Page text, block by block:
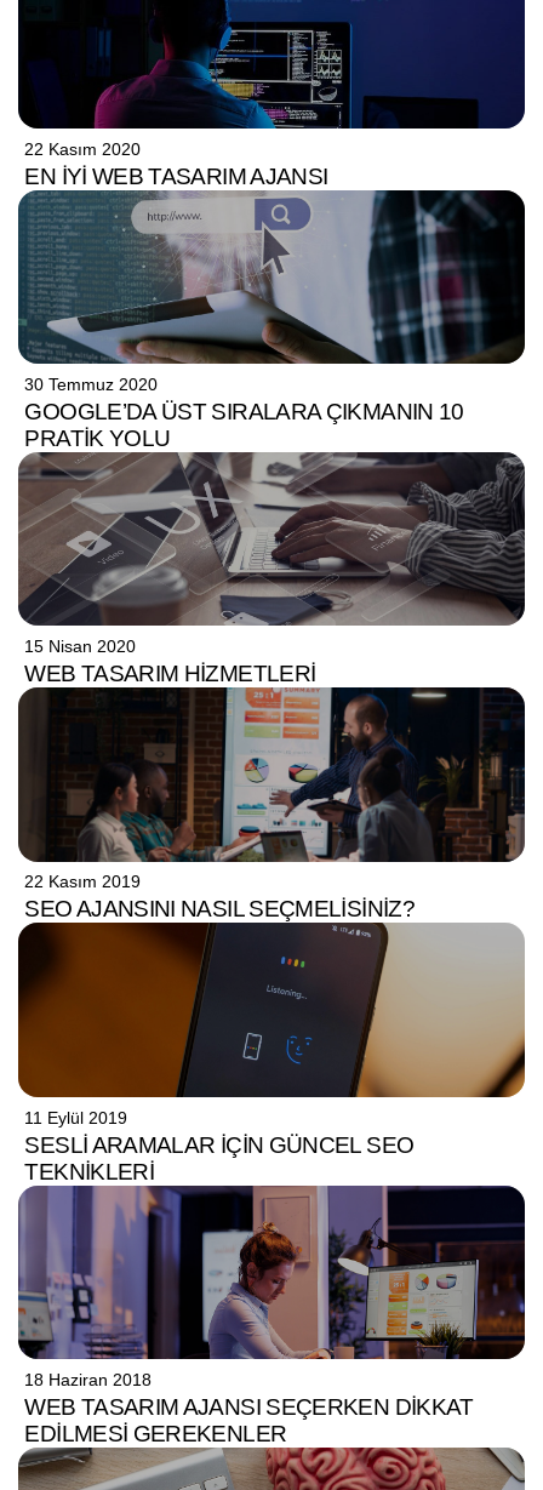
22 Kasım 2020
EN İYI WEB TASARIM AJANSI
30 Temmuz 2020
GOOGLE’DA ÜST SIRALARA ÇIKMANIN 10
PRATIK YOLU
15 Nisan 2020
WEB TASARIM HIZMETLERI
22 Kasım 2019
SEO AJANSINI NASIL SEÇMELISINIZ?
11 Eylül 2019
SESLI ARAMALAR İÇIN GÜNCEL SEO
TEKNIKLERI
18 Haziran 2018
WEB TASARIM AJANSI SEÇERKEN DIKKAT
EDILMESI GEREKENLER